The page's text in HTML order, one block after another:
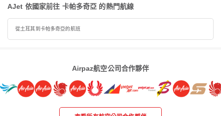
AJet 依國家前往 卡帕多奇亞 的熱門航線
從土耳其到卡帕多奇亞的航班
Airpaz航空公司合作夥伴